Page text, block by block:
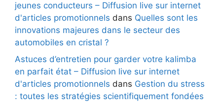
jeunes conducteurs – Diffusion live sur internet
d'articles promotionnels dans Quelles sont les
innovations majeures dans le secteur des
automobiles en cristal ?
Astuces d’entretien pour garder votre kalimba
en parfait état – Diffusion live sur internet
d'articles promotionnels dans Gestion du stress
: toutes les stratégies scientifiquement fondées